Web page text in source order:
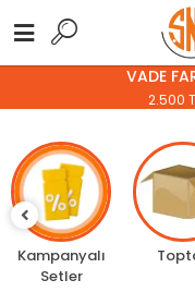
VADE
2.500
Kampanyalı
Setler